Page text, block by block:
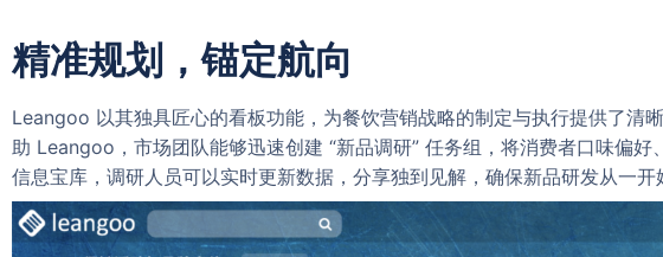
精准规划，锚定航向
Leangoo 以其独具匠心的看板功能，为餐饮营销战略的制定与执行提供了清
助 Leangoo，市场团队能够迅速创建 “新品调研” 任务组，将消费者口味偏
信息宝库，调研人员可以实时更新数据，分享独到见解，确保新品研发从一